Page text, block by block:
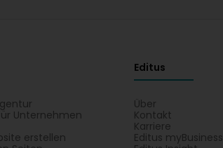
Unternehmen
erstellen
Editus
Über
Kontakt
Karriere
Editus myBusiness